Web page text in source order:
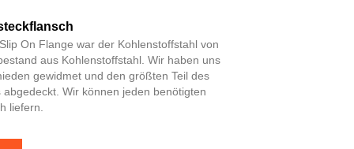
On Flange war der Kohlenstoffstahl von
aus Kohlenstoffstahl. Wir haben uns
gewidmet und den größten Teil des
Wir können jeden benötigten
liefern.